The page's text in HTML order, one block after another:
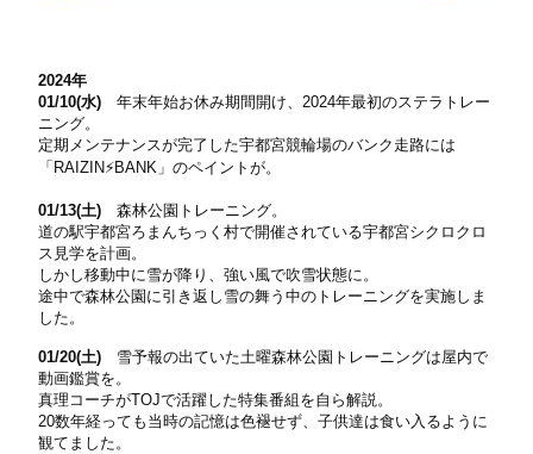
2024年
01/10(水) 年末年始お休み期間開け、2024年最初のステラトレー
ニング。
定期メンテナンスが完了した宇都宮競輪場のバンク走路には
「RAIZIN⚡️BANK」のペイントが。
01/13(土) 森林公園トレーニング。
道の駅宇都宮ろまんちっく村で開催されている宇都宮シクロクロ
ス見学を計画。
しかし移動中に雪が降り、強い風で吹雪状態に。
途中で森林公園に引き返し雪の舞う中のトレーニングを実施しま
した。
01/20(土) 雪予報の出ていた土曜森林公園トレーニングは屋内で
動画鑑賞を。
真理コーチがTOJで活躍した特集番組を自ら解説。
20数年経っても当時の記憶は色褪せず、子供達は食い入るように
観てました。